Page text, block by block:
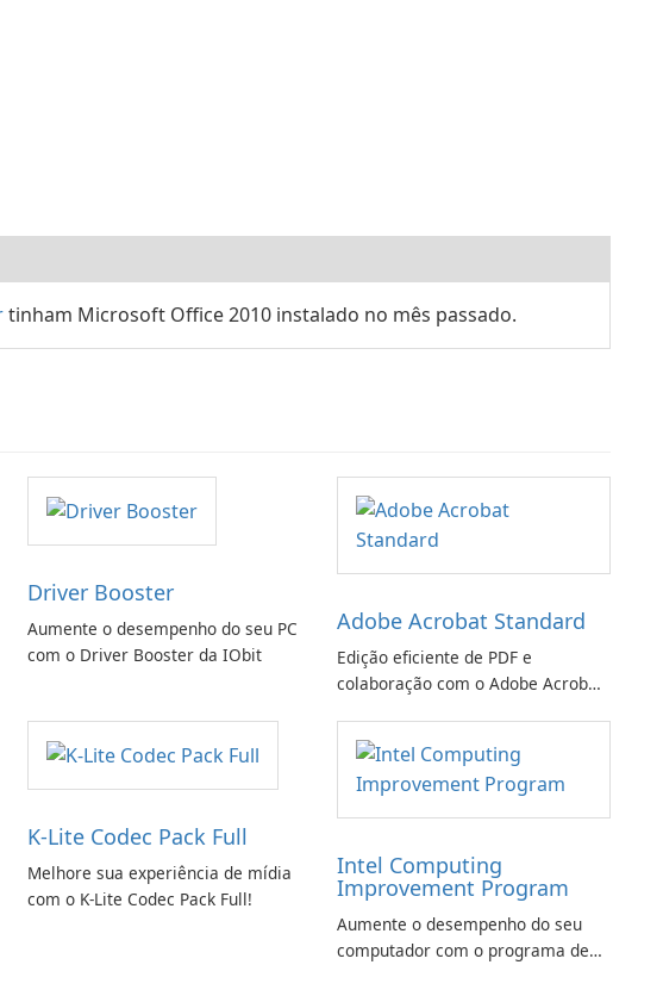
tinham Microsoft Office 2010 instalado no mês passado.
Driver Booster
Aumente o desempenho do seu PC
com o Driver Booster da IObit
Adobe Acrobat Standard
Edição eficiente de PDF e
colaboração com o Adobe Acrobat
K-Lite Codec Pack Full
Melhore sua experiência de mídia
com o K-Lite Codec Pack Full!
Intel Computing
Improvement Program
Aumente o desempenho do seu
computador com o programa de